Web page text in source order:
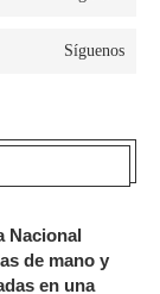
Síguenos
Nacional
de mano y
en una